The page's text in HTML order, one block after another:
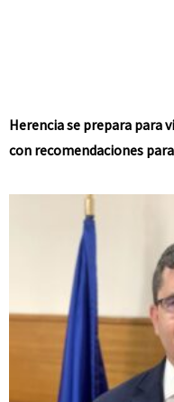
Herencia se prepara para
con recomendaciones